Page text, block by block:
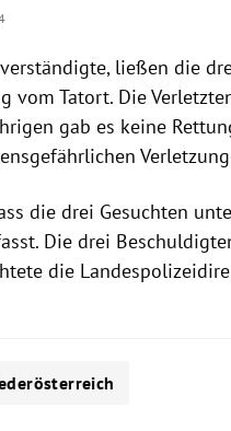
ließen die
vom Tatort. Die
gab es keine
die drei Gesuchten
Die drei
die